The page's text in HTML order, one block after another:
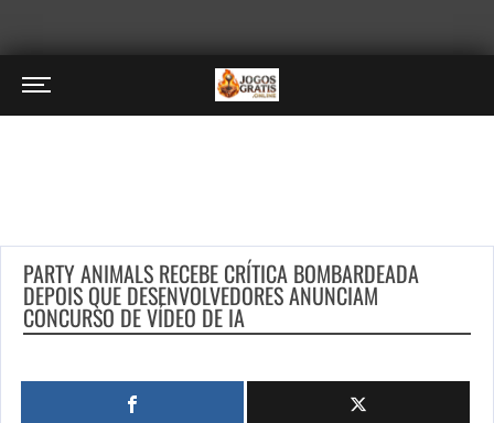
PARTY ANIMALS RECEBE CRÍTICA BOMBARDEADA
DEPOIS QUE DESENVOLVEDORES ANUNCIAM
CONCURSO DE VÍDEO DE IA